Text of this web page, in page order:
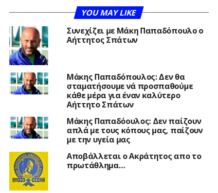
YOU MAY LIKE
Συνεχίζει με Μάκη Παπαδόπουλο ο
Αήττητος Σπάτων
Μάκης Παπαδόπουλος: Δεν θα
σταματήσουμε νά προσπαθούμε
κάθε μέρα για έναν καλύτερο
Αήττητο Σπάτων
Μάκης Παπαδόουλος: Δεν παίζουν
απλά με τους κόπους μας, παίζουν
με την υγεία μας
Αποβάλλεται ο Ακράτητος απο το
πρωτάθλημα…